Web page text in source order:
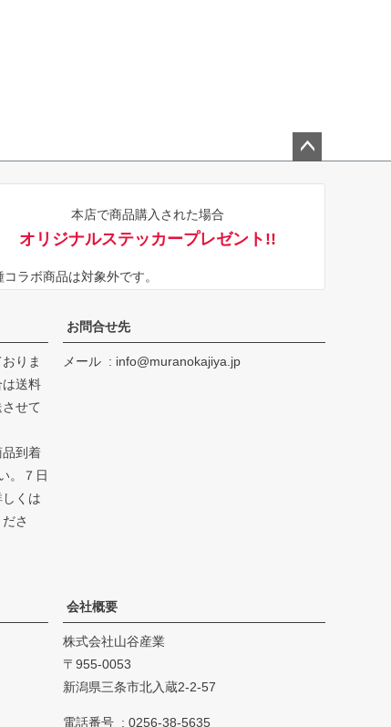
本店で商品購入された場合
オリジナルステッカープレゼント!!
コラボ商品は対象外です。
りま
送料
せて
到着
。７日
くは
さ
お問合せ先
メール info@muranokajiya.jp
会社概要
株式会社山谷産業
955-0053
新潟県三条市北入蔵2-2-57
電話番号 0256-38-5635